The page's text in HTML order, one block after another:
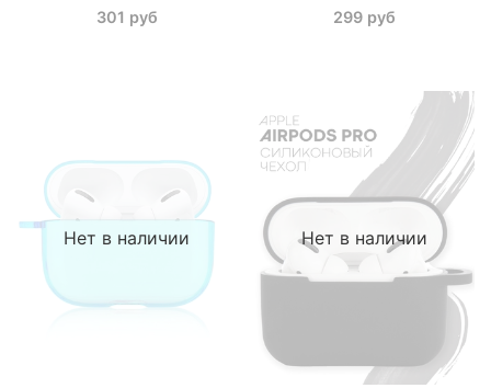
301 руб
299 руб
Нет в наличии Нет в наличии